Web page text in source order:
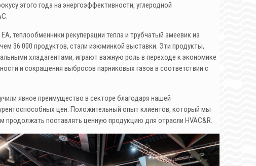
этого года на энергоэффективности, углеродной
теплообменники рекуперации тепла и трубчатый змеевик из
36 000 продуктов, стали изюминкой выставки. Эти продукты,
хладагентами, играют важную роль в переходе к экономике
и сокращения выбросов парниковых газов в соответствии с
явное преимущество в секторе благодаря нашей
цен. Положительный опыт клиентов, который мы
поставлять ценную продукцию для отрасли HVAC&R.